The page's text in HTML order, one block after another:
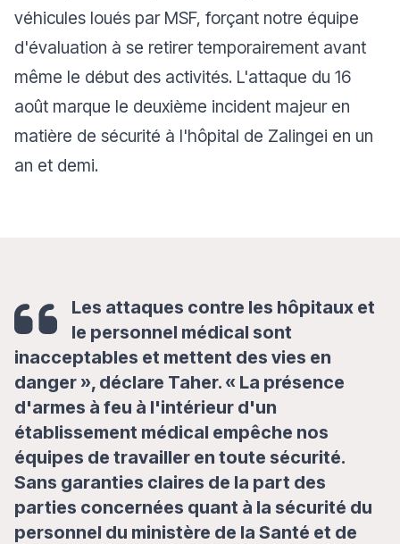
véhicules loués par MSF, forçant notre équipe
d'évaluation à se retirer temporairement avant
même le début des activités. L'attaque du 16
août marque le deuxième incident majeur en
matière de sécurité à l'hôpital de Zalingei en un
an et demi.
Les attaques contre les hôpitaux et
le personnel médical sont
inacceptables et mettent des vies en
danger », déclare Taher. « La présence
d'armes à feu à l'intérieur d'un
établissement médical empêche nos
équipes de travailler en toute sécurité.
Sans garanties claires de la part des
parties concernées quant à la sécurité du
personnel du ministère de la Santé et de